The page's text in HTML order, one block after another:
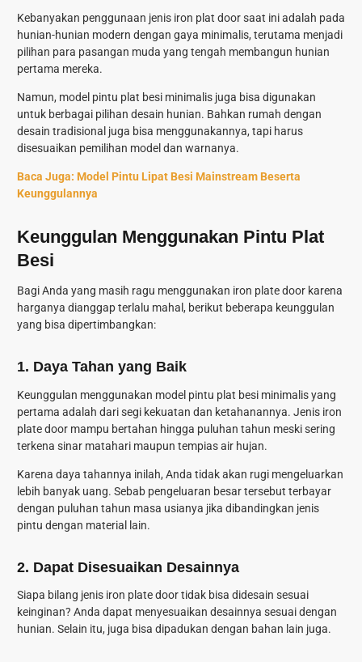
Kebanyakan penggunaan jenis iron plat door saat ini adalah pada
hunian-hunian modern dengan gaya minimalis, terutama menjadi
pilihan para pasangan muda yang tengah membangun hunian
pertama mereka.
Namun, model pintu plat besi minimalis juga bisa digunakan
untuk berbagai pilihan desain hunian. Bahkan rumah dengan
desain tradisional juga bisa menggunakannya, tapi harus
disesuaikan pemilihan model dan warnanya.
Baca Juga: Model Pintu Lipat Besi Mainstream Beserta
Keunggulannya
Keunggulan Menggunakan Pintu Plat
Besi
Bagi Anda yang masih ragu menggunakan iron plate door karena
harganya dianggap terlalu mahal, berikut beberapa keunggulan
yang bisa dipertimbangkan:
1. Daya Tahan yang Baik
Keunggulan menggunakan model pintu plat besi minimalis yang
pertama adalah dari segi kekuatan dan ketahanannya. Jenis iron
plate door mampu bertahan hingga puluhan tahun meski sering
terkena sinar matahari maupun tempias air hujan.
Karena daya tahannya inilah, Anda tidak akan rugi mengeluarkan
lebih banyak uang. Sebab pengeluaran besar tersebut terbayar
dengan puluhan tahun masa usianya jika dibandingkan jenis
pintu dengan material lain.
2. Dapat Disesuaikan Desainnya
Siapa bilang jenis iron plate door tidak bisa didesain sesuai
keinginan? Anda dapat menyesuaikan desainnya sesuai dengan
hunian. Selain itu, juga bisa dipadukan dengan bahan lain juga.